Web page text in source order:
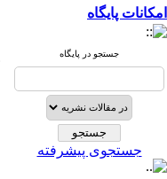
امکانات پایگاه
جستجو در پایگاه
جستجوی پیشرفته